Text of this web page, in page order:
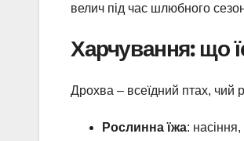
велич під час шлюбного
Харчування: що
Дрохва – всеїдний птах, чий
Рослинна їжа: